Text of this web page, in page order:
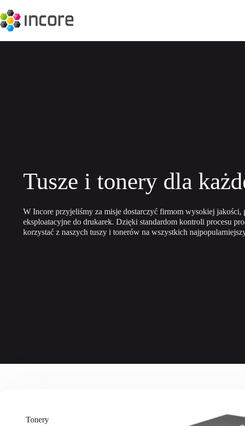
do
treści
Tusze i tonery dla
W Incore przyjeliśmy za misje dostarczyć firmom wysokiej jakości,
eksploatacyjne do drukarek. Dzięki standardom kontroli procesu
korzystać z naszych tuszy i tonerów na wszystkich
Tonery